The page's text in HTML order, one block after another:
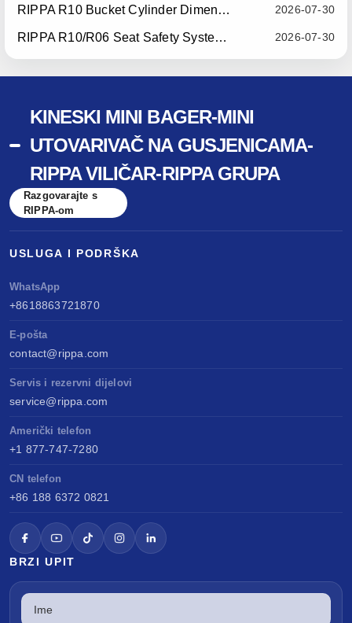
2026-07-30
RIPPA R10 Bucket Cylinder Dimension Optimization — Effective July 15, 2026
2026-07-30
RIPPA R10/R06 Seat Safety System Upgrade — Effective July 22, 2026
KINESKI MINI BAGER-MINI
UTOVARIVAČ NA GUSJENICAMA-
RIPPA VILIČAR-RIPPA GRUPA
Razgovarajte s
RIPPA-om
USLUGA I PODRŠKA
WhatsApp
+8618863721870
E-pošta
contact@rippa.com
Servis i rezervni dijelovi
service@rippa.com
Američki telefon
+1 877-747-7280
CN telefon
+86 188 6372 0821
BRZI UPIT